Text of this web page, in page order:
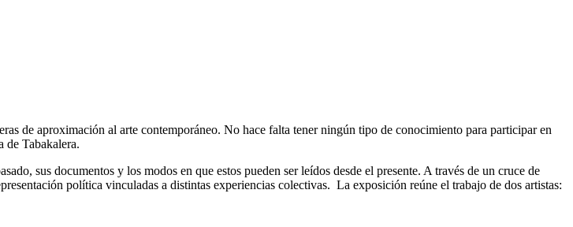
de aproximación al arte contemporáneo. No hace falta tener ningún tipo de conocimiento para participar en
de Tabakalera.
sus documentos y los modos en que estos pueden ser leídos desde el presente. A través de un cruce de
política vinculadas a distintas experiencias colectivas. La exposición reúne el trabajo de dos artistas: